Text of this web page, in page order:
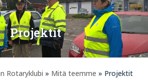
Projektit
Rotaryklubi » Mitä teemme » Projektit